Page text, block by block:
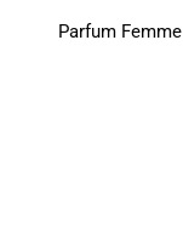
Parfum Femme